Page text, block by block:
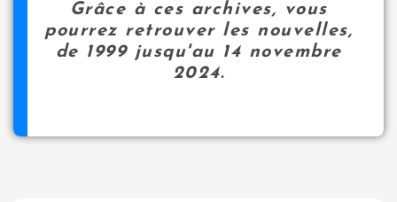
Grâce à ces archives, vous
pourrez retrouver les nouvelles,
de 1999 jusqu'au 14 novembre
2024.